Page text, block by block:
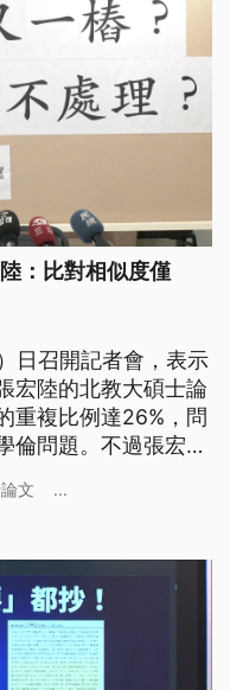
：比對相似度僅
日召開記者會，表示
宏陸的北教大碩士論
重複比例達26%，問
倫問題。不過張宏陸
校也認為沒問題，批
文 ...